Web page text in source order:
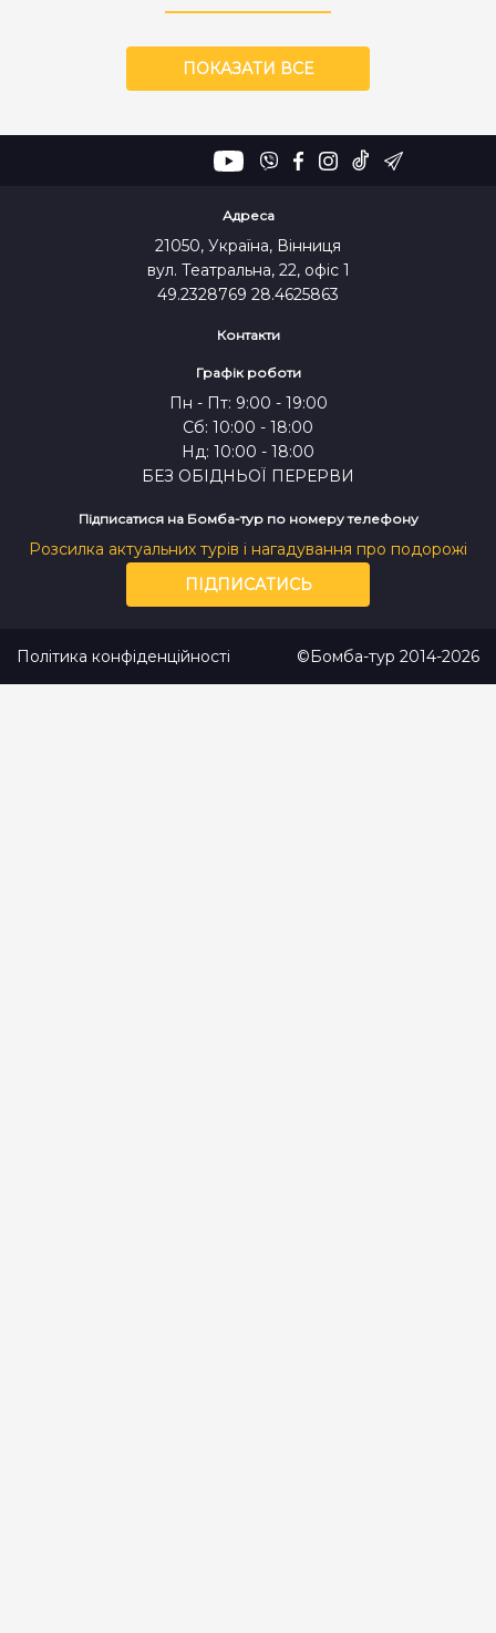
ПОКАЗАТИ ВСЕ
Адреса
21050, Україна, Вінниця
вул. Театральна, 22, офіс 1
49.2328769 28.4625863
Контакти
Графік роботи
Пн - Пт: 9:00 - 19:00
Сб: 10:00 - 18:00
Нд: 10:00 - 18:00
БЕЗ ОБІДНЬОЇ ПЕРЕРВИ
Підписатися на Бомба-тур по номеру телефону
Розсилка актуальних турів і нагадування про подорожі
ПІДПИСАТИСЬ
Політика конфіденційності ©Бомба-тур 2014-2026